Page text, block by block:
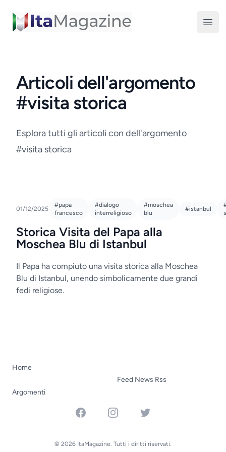
ItaMagazine
Articoli dell'argomento
#visita storica
Esplora tutti gli articoli con dell'argomento
#visita storica
01/12/2025
#papa
francesco
#dialogo
interreligioso
#moschea
blu
#istanbul
Storica Visita del Papa alla
Moschea Blu di Istanbul
Il Papa ha compiuto una visita storica alla Moschea
Blu di Istanbul, unendo simbolicamente due grandi
fedi religiose.
Home
Argomenti
Feed News Rss
FacebookInstagramTwitter
© 2026 ItaMagazine. Tutti i diritti riservati.